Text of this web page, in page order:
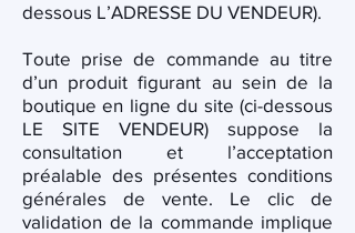
dessous L’ADRESSE DU VENDEUR).
Toute prise de commande au titre
d’un produit figurant au sein de la
boutique en ligne du site (ci-dessous
LE SITE VENDEUR) suppose la
consultation et l’acceptation
préalable des présentes conditions
générales de vente. Le clic de
validation de la commande implique